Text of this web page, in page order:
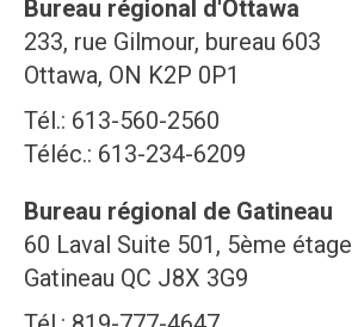
Bureau régional d'Ottawa
233, rue Gilmour, bureau 603
Ottawa, ON K2P 0P1
Tél.: 613-560-2560
Téléc.: 613-234-6209
Bureau régional de Gatineau
60 Laval Suite 501, 5ème étage
Gatineau QC J8X 3G9